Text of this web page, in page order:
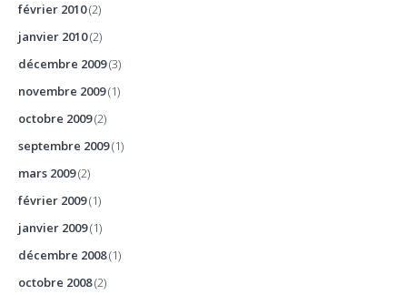
février 2010(2)
janvier 2010(2)
décembre 2009(3)
novembre 2009(1)
octobre 2009(2)
septembre 2009(1)
mars 2009(2)
février 2009(1)
janvier 2009(1)
décembre 2008(1)
octobre 2008(2)